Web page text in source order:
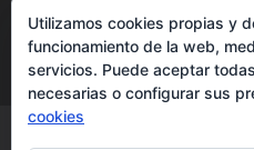
Utilizamos cookies propias y
funcionamiento de la web,
servicios. Puede aceptar
necesarias o configurar sus
cookies